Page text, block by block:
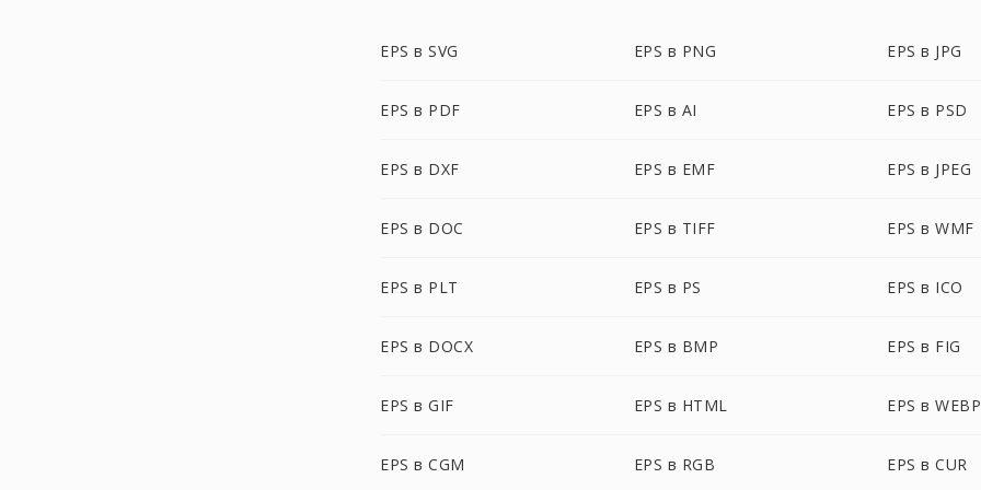
EPS в SVG EPS в PNG EPS в JPG
EPS в PDF EPS в AI EPS в PSD
EPS в DXF EPS в EMF EPS в JPEG
EPS в DOC EPS в TIFF EPS в WMF
EPS в PLT EPS в PS EPS в ICO
EPS в DOCX EPS в BMP EPS в FIG
EPS в GIF EPS в HTML EPS в WEBP
EPS в CGM EPS в RGB EPS в CUR